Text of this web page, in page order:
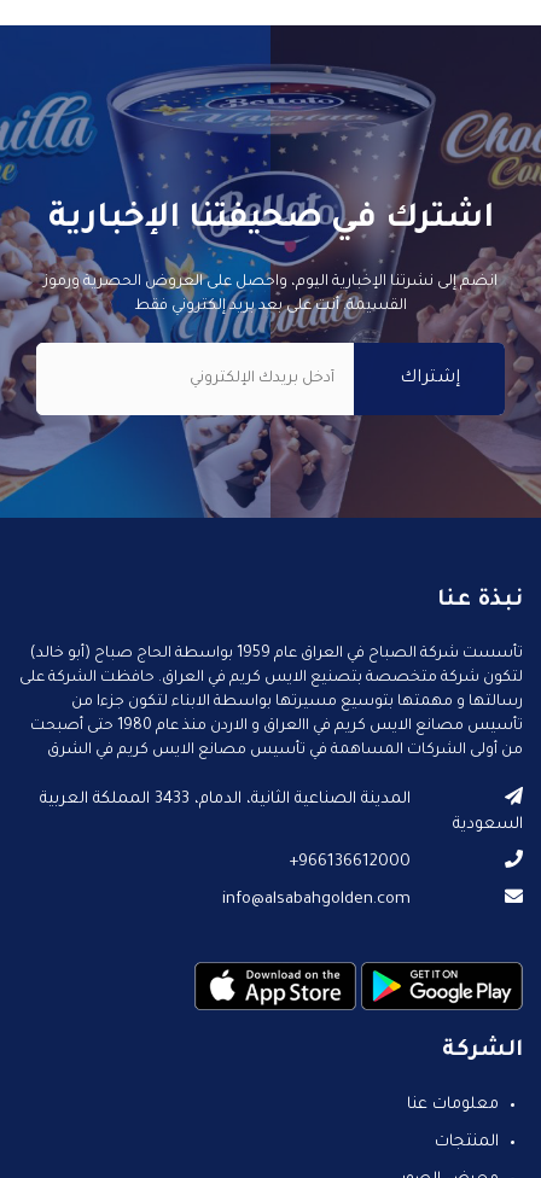
اشترك في صحيفتنا الإخبارية
انضم إلى نشرتنا الإخبارية اليوم، واحصل على العروض الحصرية ورموز
القسيمة. أنت على بعد بريد إلكتروني فقط
نبذة عنا
تأسست شركة الصباح في العراق عام 1959 بواسطة الحاج صباح (أبو خالد)
لتكون شركة متخصصة بتصنيع الايس كريم في العراق. حافظت الشركة على
رسالتها و مهمتها بتوسيع مسيرتها بواسطة الابناء لتكون جزءا من
تأسيس مصانع الايس كريم في االعراق و الاردن منذ عام 1980 حتى أصبحت
من أولى الشركات المساهمة في تأسيس مصانع الايس كريم في الشرق
المدينة الصناعية الثانية، الدمام، 3433 المملكة العربية
السعودية
966136612000+
info@alsabahgolden.com
الشركة
معلومات عنا
المنتجات